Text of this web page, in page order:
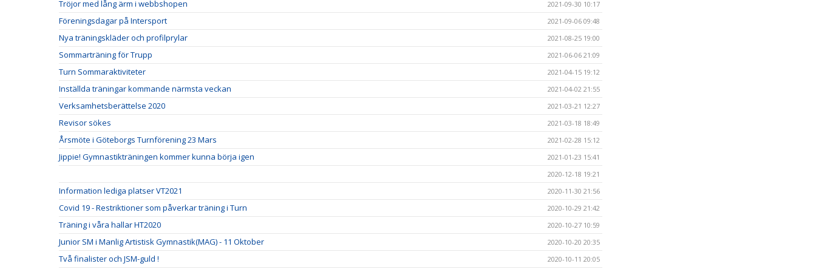
Tröjor med lång ärm i webbshopen 2021-09-30 10:17
Föreningsdagar på Intersport 2021-09-06 09:48
Nya träningskläder och profilprylar 2021-08-25 19:00
Sommarträning för Trupp 2021-06-06 21:09
Turn Sommaraktiviteter 2021-04-15 19:12
Inställda träningar kommande närmsta veckan 2021-04-02 21:55
Verksamhetsberättelse 2020 2021-03-21 12:27
Revisor sökes 2021-03-18 18:49
Årsmöte i Göteborgs Turnförening 23 Mars 2021-02-28 15:12
Jippie! Gymnastikträningen kommer kunna börja igen
2021-01-23 15:41
2020-12-18 19:21
Information lediga platser VT2021 2020-11-30 21:56
Covid 19 - Restriktioner som påverkar träning i Turn 2020-10-29 21:42
Träning i våra hallar HT2020 2020-10-27 10:59
Junior SM i Manlig Artistisk Gymnastik(MAG) - 11 Oktober 2020-10-20 20:35
Två finalister och JSM-guld ! 2020-10-11 20:05